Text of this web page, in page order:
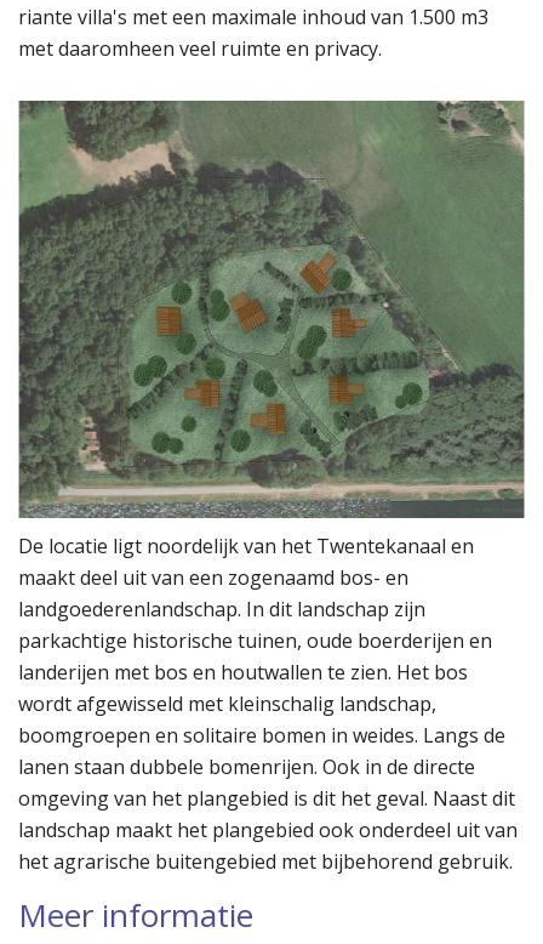
riante villa's met een maximale inhoud van 1.500 m3
met daaromheen veel ruimte en privacy.
De locatie ligt noordelijk van het Twentekanaal en
maakt deel uit van een zogenaamd bos- en
landgoederenlandschap. In dit landschap zijn
parkachtige historische tuinen, oude boerderijen en
landerijen met bos en houtwallen te zien. Het bos
wordt afgewisseld met kleinschalig landschap,
boomgroepen en solitaire bomen in weides. Langs de
lanen staan dubbele bomenrijen. Ook in de directe
omgeving van het plangebied is dit het geval. Naast dit
landschap maakt het plangebied ook onderdeel uit van
het agrarische buitengebied met bijbehorend gebruik.
Meer informatie